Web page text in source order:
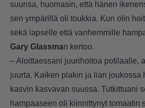
suunsa, huomasin, että hänen
sen ympärillä oli toukkia. Kun olin
sekä lapselle että vanhemmille
Gary Glassman kertoo.
– Aloittaessani juurihoitoa potilaalle,
juurta. Kaiken plakin ja lian joukossa
kasvin kasvavan suussa. Tutkittuani
hampaaseen oli kiinnittynyt tomaatin